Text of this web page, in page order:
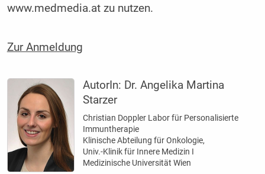
www.medmedia.at zu nutzen.
Zur Anmeldung
AutorIn: Dr. Angelika Martina
Starzer
Christian Doppler Labor für Personalisierte
Immuntherapie
Klinische Abteilung für Onkologie,
Univ.-Klinik für Innere Medizin I
Medizinische Universität Wien